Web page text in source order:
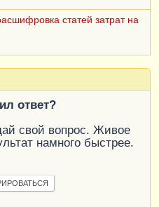
статей затрат на
ответ?
свой вопрос. Живое
намного быстрее.